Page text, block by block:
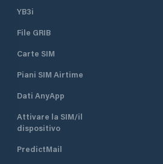
YB3i
File GRIB
Carte SIM
Piani SIM Airtime
Dati AnyApp
Attivare la SIM/il
dispositivo
PredictMail